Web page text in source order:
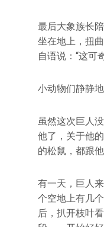
最后大象族长
坐在地上，扭
自语说：“这可
小动物们静静
虽然这次巨人
他了，关于他
的松鼠，都跟
有一天，巨人
个空地上有几
后，扒开枝叶